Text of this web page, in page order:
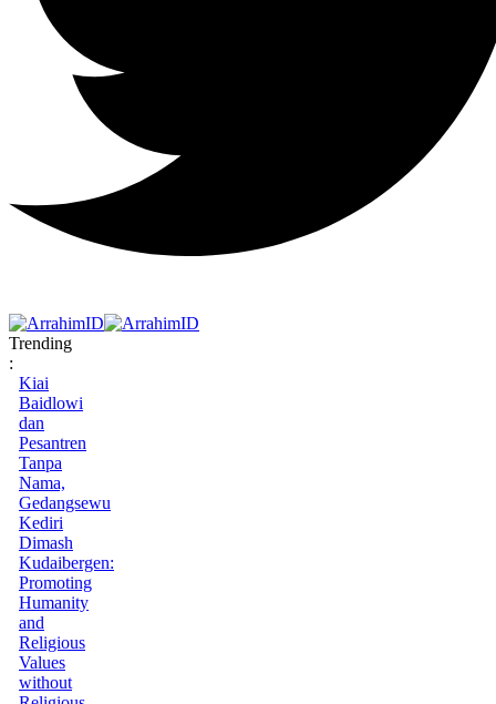
Trending
:
Kiai
Baidlowi
dan
Pesantren
Tanpa
Nama,
Gedangsewu
Kediri
Dimash
Kudaibergen:
Promoting
Humanity
and
Religious
Values
without